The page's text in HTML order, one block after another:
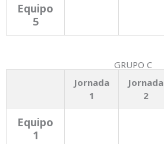
Equipo
5
GRUPO C
Jornada
1
Jornada
2
Equipo
1